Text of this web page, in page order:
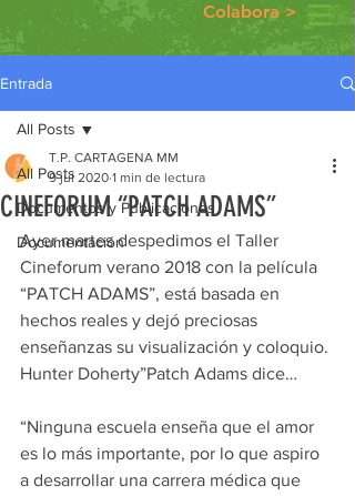
Colabora >
Entrada
All Posts
Documentos y Publicaciones
Documentación
All Posts
CINEFORUM “PATCH ADAMS”
T.P. CARTAGENA MM
9 jul 2020 1 min de lectura
Ayer martes despedimos el Taller
Cineforum verano 2018 con la película
“PATCH ADAMS”, está basada en
hechos reales y dejó preciosas
enseñanzas su visualización y coloquio.
Hunter Doherty”Patch Adams dice…
“Ninguna escuela enseña que el amor
es lo más importante, por lo que aspiro
a desarrollar una carrera médica que